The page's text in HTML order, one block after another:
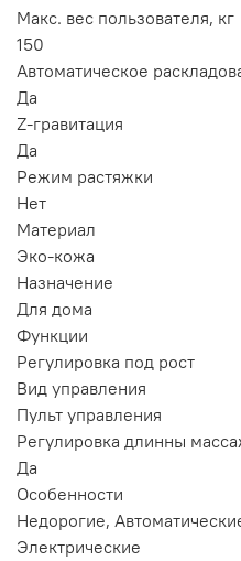
Макс. вес пользователя, кг
150
Автоматическое
Да
Z-гравитация
Да
Режим растяжки
Нет
Материал
Эко-кожа
Назначение
Для дома
Функции
Регулировка под рост
Вид управления
Пульт управления
Регулировка длинны
Да
Особенности
Недорогие,
Электрические